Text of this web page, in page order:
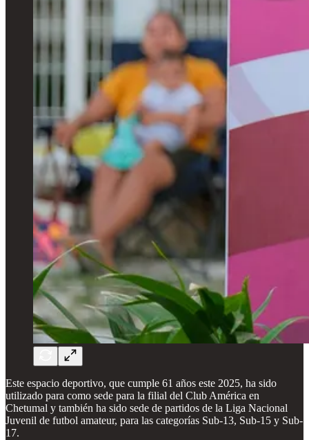
Este espacio deportivo, que cumple 61 años este 2025, ha sido
utilizado para como sede para la filial del Club América en
Chetumal y también ha sido sede de partidos de la Liga Nacional
Juvenil de futbol amateur, para las categorías Sub-13, Sub-15 y Sub-
17.